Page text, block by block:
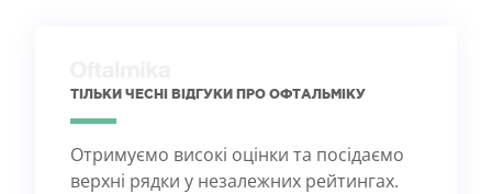
ТІЛЬКИ ЧЕСНІ ВІДГУКИ ПРО ОФТАЛЬМІКУ
Отримуємо високі оцінки та посідаємо
верхні рядки у незалежних рейтингах.